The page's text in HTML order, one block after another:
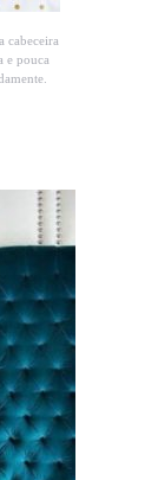
cabeceira
e pouca